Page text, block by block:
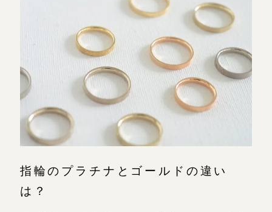
指輪のプラチナとゴールドの違い
は？